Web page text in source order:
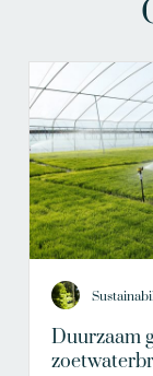
Duurzaam